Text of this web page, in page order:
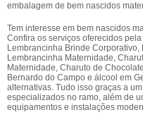
embalagem de bem nascidos
Tem interesse em bem nascidos
Confira os serviços oferecidos
Lembrancinha Brinde
Lembrancinha Maternidade,
Maternidade, Charuto de
Bernardo do Campo e álcool em
alternativas. Tudo isso graças a
especializados no ramo, além de
equipamentos e instalações